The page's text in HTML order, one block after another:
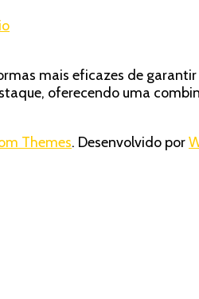
em
Potencialize
o
seu
mais eficazes de
oferecendo uma
Themes. Desenvolvido por